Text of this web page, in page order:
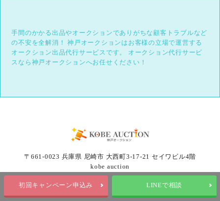
初回キャンペーン申込み LINEで相談
手間のかかる出品やオークションでありがちな顧客トラブルなど
の不安を全解消！
神戸オークションはお客様の立場で運営する
オークション出品代行サービスです。
オークション代行サービ
スなら神戸オークションへお任せください！
〒661-0023 兵庫県 尼崎市 大西町3-17-21 セイワビル4階
kobe auction